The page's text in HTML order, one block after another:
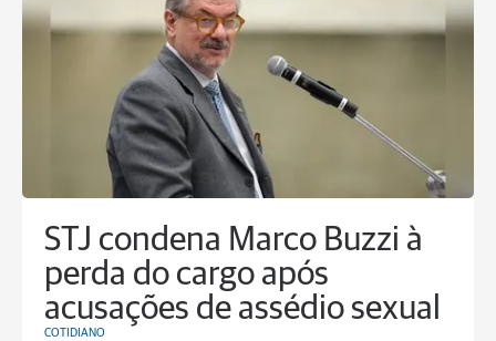
STJ condena Marco Buzzi à
perda do cargo após
acusações de assédio sexual
COTIDIANO